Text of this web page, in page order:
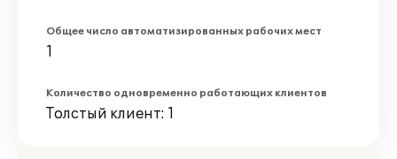
Общее число автоматизированных рабочих мест
1
Количество одновременно работающих клиентов
Толстый клиент: 1